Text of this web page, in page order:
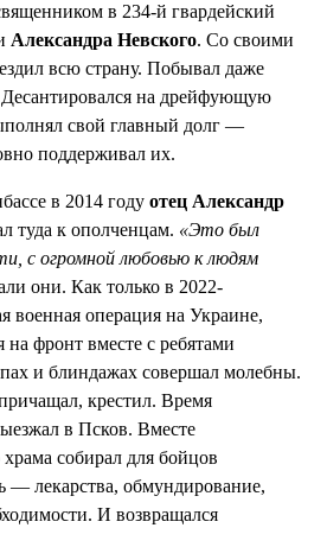
в 234-й гвардейский
Александра Невского. Со своими
всю страну. Побывал даже
на дрейфующую
свой главный долг —
поддерживал их.
в 2014 году отец Александр
туда к ополченцам. «Это был
с огромной любовью к людям
они. Как только в 2022-
военная операция на Украине,
фронт вместе с ребятами
и блиндажах совершал молебны.
крестил. Время
в Псков. Вместе
собирал для бойцов
лекарства, обмундирование,
И возвращался